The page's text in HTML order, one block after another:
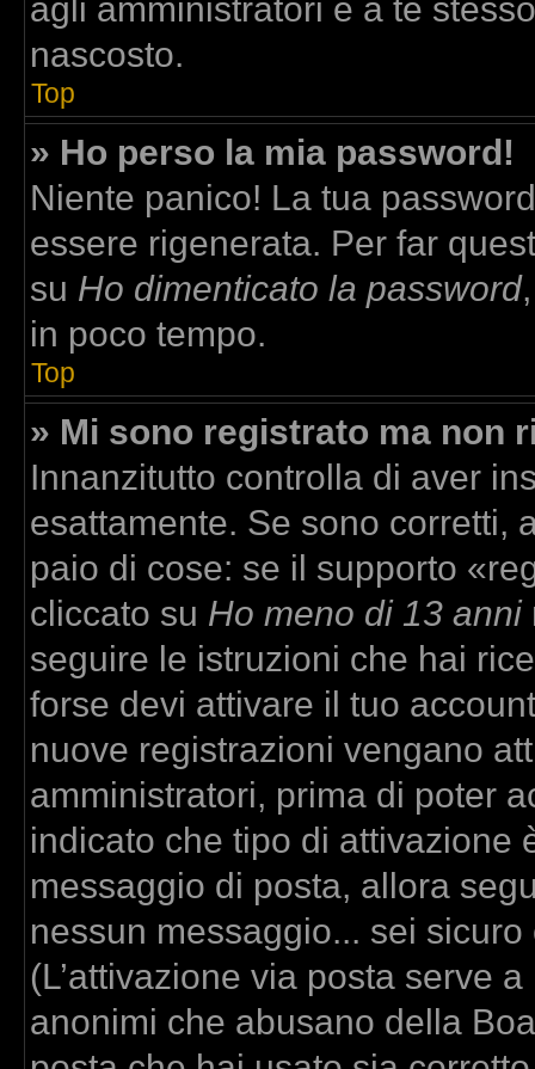
agli amministratori e a te
nascosto.
Top
» Ho perso la mia password!
Niente panico! La tua
essere rigenerata. Per far
su Ho dimenticato la password
in poco tempo.
Top
» Mi sono registrato ma non
Innanzitutto controlla di aver
esattamente. Se sono corretti,
paio di cose: se il supporto
cliccato su Ho meno di 13 anni
seguire le istruzioni che hai
forse devi attivare il tuo
nuove registrazioni vengano
amministratori, prima di poter
indicato che tipo di attivazione
messaggio di posta, allora
nessun messaggio... sei
(L’attivazione via posta serve
anonimi che abusano della